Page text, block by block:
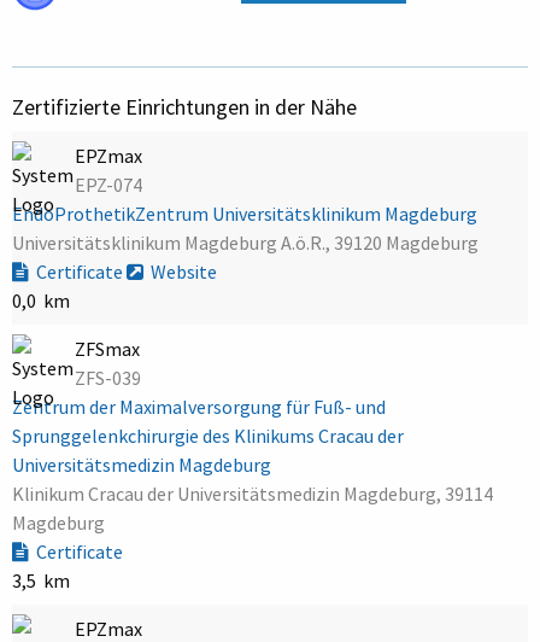
Zertifizierte Einrichtungen in der Nähe
EPZmax
EPZ-074
EndoProthetikZentrum Universitätsklinikum Magdeburg
Universitätsklinikum Magdeburg A.ö.R., 39120 Magdeburg
Certificate
Website
0,0 km
ZFSmax
ZFS-039
Zentrum der Maximalversorgung für Fuß- und
Sprunggelenkchirurgie des Klinikums Cracau der
Universitätsmedizin Magdeburg
Klinikum Cracau der Universitätsmedizin Magdeburg, 39114
Magdeburg
Certificate
3,5 km
EPZmax